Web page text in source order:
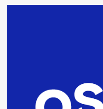
fueron
tarde del